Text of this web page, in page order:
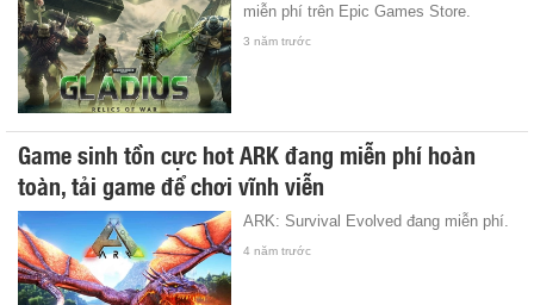
miễn phí trên Epic Games Store.
3 năm trước
Game sinh tồn cực hot ARK đang miễn phí hoàn
toàn, tải game để chơi vĩnh viễn
ARK: Survival Evolved đang miễn phí.
4 năm trước